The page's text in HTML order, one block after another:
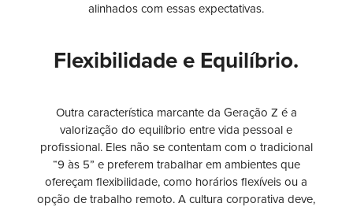
alinhados com essas expectativas.
Flexibilidade e Equilíbrio.
Outra característica marcante da Geração Z é a
valorização do equilíbrio entre vida pessoal e
profissional. Eles não se contentam com o tradicional
“9 às 5” e preferem trabalhar em ambientes que
ofereçam flexibilidade, como horários flexíveis ou a
opção de trabalho remoto. A cultura corporativa deve,